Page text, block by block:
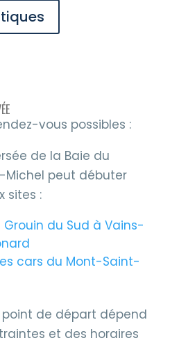
vous possibles :
de la Baie du
Michel peut débuter
sites :
Grouin du Sud à Vains-
cars du Mont-Saint-
point de départ dépend
et des horaires